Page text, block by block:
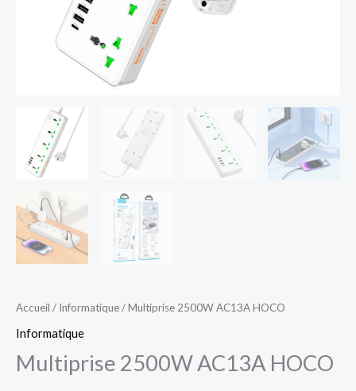
Accueil / Informatique/ Multiprise 2500W AC13A HOCO
Informatique
Multiprise 2500W AC13A HOCO